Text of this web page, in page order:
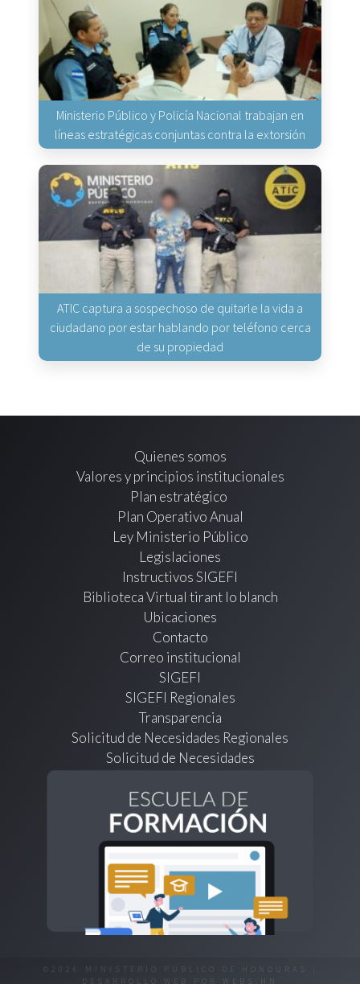
Ministerio Público y Policía Nacional trabajan en
líneas estratégicas conjuntas contra la extorsión
ATIC captura a sospechoso de quitarle la vida a
ciudadano por estar hablando por teléfono cerca
de su propiedad
Quienes somos
Valores y principios institucionales
Plan estratégico
Plan Operativo Anual
Ley Ministerio Público
Legislaciones
Instructivos SIGEFI
Biblioteca Virtual tirant lo blanch
Ubicaciones
Contacto
Correo institucional
SIGEFI
SIGEFI Regionales
Transparencia
Solicitud de Necesidades Regionales
Solicitud de Necesidades
©2026 MINISTERIO PÚBLICO DE HONDURAS |
DESARROLLO WEB POR
WEBS.HN